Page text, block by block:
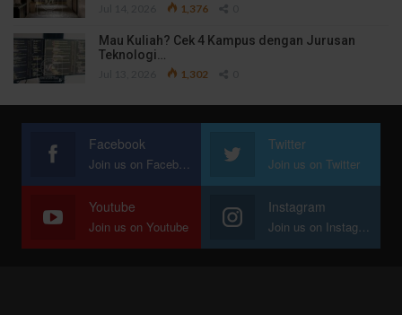
1,376
Mau Kuliah? Cek 4 Kampus dengan Jurusan
Teknologi…
1,302
Facebook
Join us on Facebook
Twitter
Join us on Twitter
Youtube
Join us on Youtube
Instagram
Join us on Instagram